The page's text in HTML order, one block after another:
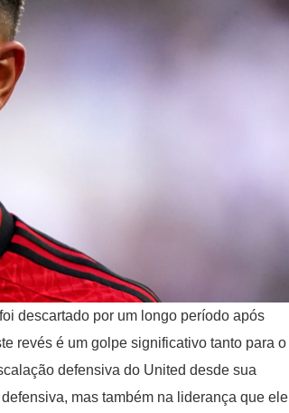
descartado por um longo período após
revés é um golpe significativo tanto para o
defensiva do United desde sua
mas também na liderança que ele